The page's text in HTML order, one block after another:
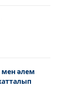
мен әлем